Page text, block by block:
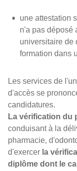
une attestation
n'a pas déposé
universitaire de
formation dans
Les services de
d'accès se
candidatures.
La vérification du
conduisant à la
pharmacie,
d'exercer la
diplôme dont le